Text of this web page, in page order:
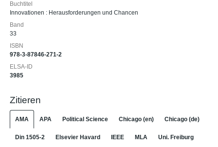
Buchtitel
Innovationen : Herausforderungen und Chancen
Band
33
ISBN
978-3-87846-271-2
ELSA-ID
3985
Zitieren
AMA APA Political Science Chicago (en) Chicago (de)
Din 1505-2 Elsevier Havard IEEE MLA Uni. Freiburg